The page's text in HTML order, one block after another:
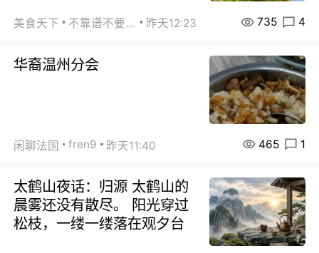
美食天下 不靠谱不要联系 昨天12:23 735 4
华裔温州分会
闲聊法国 fren9 昨天11:40 465 1
太鹤山夜话：归源 太鹤山的
晨雾还没有散尽。 阳光穿过
松枝，一缕一缕落在观夕台